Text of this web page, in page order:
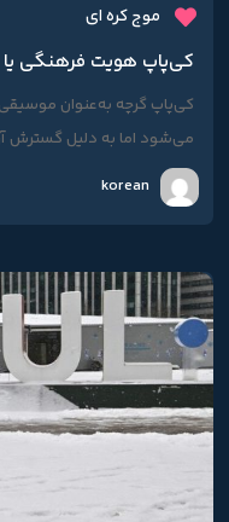
موج کره ای
کی‌پاپ هویت فرهنگی
کی‌پاپ گرچه به‌عنوان
می‌شود اما به دلیل گسترش
korean